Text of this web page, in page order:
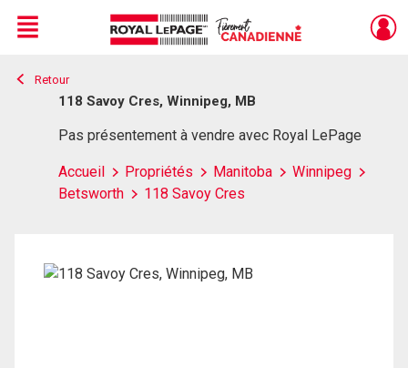
Live
En Direct
Menu
Retour
118 Savoy Cres, Winnipeg, MB
Pas présentement à vendre avec Royal LePage
Accueil Propriétés Manitoba
Winnipeg
Betsworth
118 Savoy Cres